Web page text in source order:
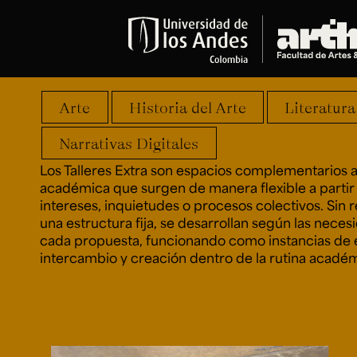
Educación
Pregrados
Arte
Historia del Arte
Literatura
Música
Narrativas Digitales
Opciones Académicas
Educación Continua
Programas especializados y
Talleres extra
* extra * extra * extra *
Arte Historia del Arte Literatura
Narrativas Digitales
Los Talleres Extra son espacios complementarios
académica que surgen de manera flexible a
intereses, inquietudes o procesos colectivos. Sin
una estructura fija, se desarrollan según las
cada propuesta, funcionando como instancias de
intercambio y creación dentro de la rutina